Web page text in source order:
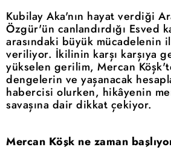
Kubilay Aka'nın hayat verdiği
Özgür'ün canlandırdığı Esved
arasındaki büyük mücadelenin
veriliyor. İkilinin karşı karşıya
yükselen gerilim, Mercan
dengelerin ve yaşanacak
habercisi olurken, hikâyenin
savaşına dair dikkat çekiyor.
Mercan Köşk ne zaman